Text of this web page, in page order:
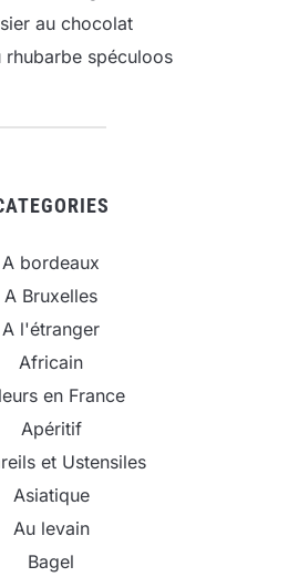
au chocolat
rhubarbe spéculoos
A bordeaux
A Bruxelles
A l'étranger
Africain
en France
Apéritif
et Ustensiles
Asiatique
Au levain
Bagel